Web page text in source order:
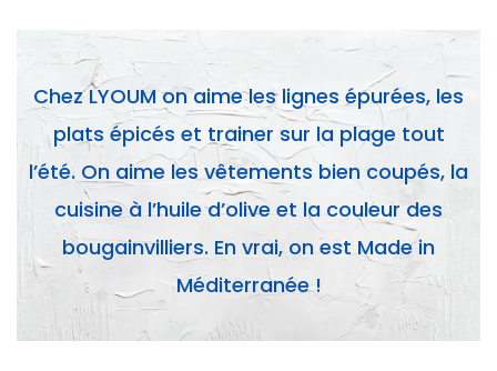
Chez LYOUM on aime les lignes épurées, les
plats épicés et trainer sur la plage tout
l’été. On aime les vêtements bien coupés, la
cuisine à l’huile d’olive et la couleur des
bougainvilliers. En vrai, on est Made in
Méditerranée !